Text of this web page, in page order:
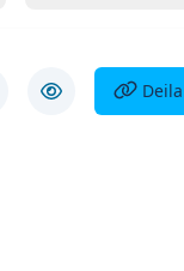
eignFela eign
Deila eign
Deila